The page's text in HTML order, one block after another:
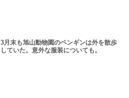
3月末も旭山動物園のペンギンは外を散歩
していた。意外な服装についても。